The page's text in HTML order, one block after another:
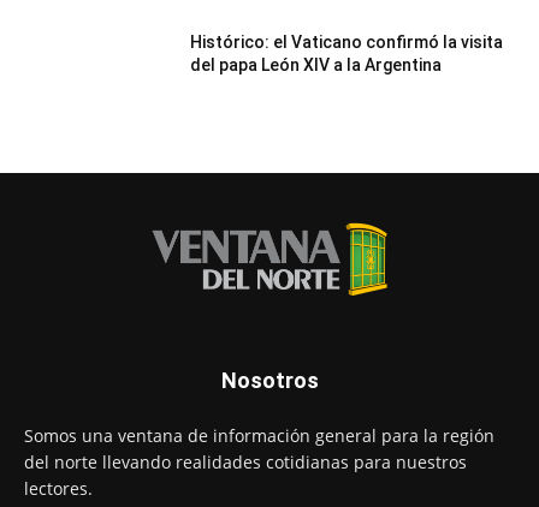
Histórico: el Vaticano confirmó la visita
del papa León XIV a la Argentina
Nosotros
Somos una ventana de información general para la región
del norte llevando realidades cotidianas para nuestros
lectores.